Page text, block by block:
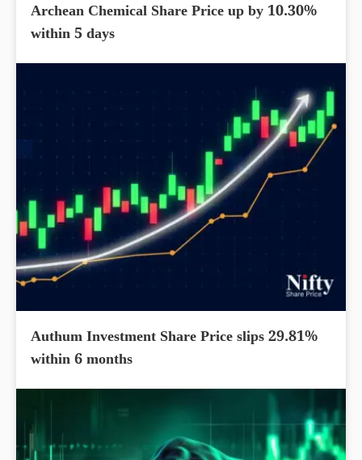
Archean Chemical Share Price up by 10.30%
within 5 days
Authum Investment Share Price slips 29.81%
within 6 months